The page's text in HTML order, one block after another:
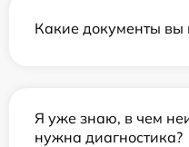
Какие документы вы
Я уже знаю, в чем
нужна диагностика?